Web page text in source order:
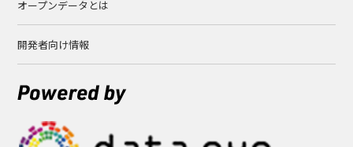
オープンデータとは
開発者向け情報